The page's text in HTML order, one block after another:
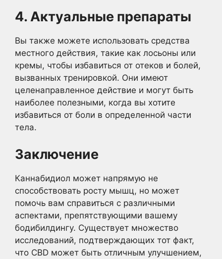
4. Актуальные препараты
Вы также можете использовать средства
местного действия, такие как лосьоны или
кремы, чтобы избавиться от отеков и болей,
вызванных тренировкой. Они имеют
целенаправленное действие и могут быть
наиболее полезными, когда вы хотите
избавиться от боли в определенной части
тела.
Заключение
Каннабидиол может напрямую не
способствовать росту мышц, но может
помочь вам справиться с различными
аспектами, препятствующими вашему
бодибилдингу. Существует множество
исследований, подтверждающих тот факт,
что CBD может быть отличным улучшением,